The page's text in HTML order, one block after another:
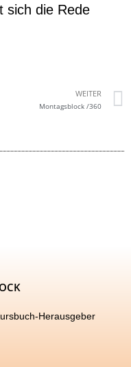
sich die Rede
WEITER
Montagsblock /360
Herausgeber